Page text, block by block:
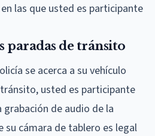
las que usted es participante
paradas de tránsito
se acerca a su vehículo
usted es participante
grabación de audio de la
su cámara de tablero es legal